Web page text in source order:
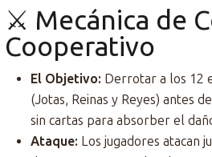
⚔️ Mecánica de
Cooperativo
El Objetivo: Derrotar a los 12
(Jotas, Reinas y Reyes) antes
sin cartas para absorber el
Ataque: Los jugadores atacan